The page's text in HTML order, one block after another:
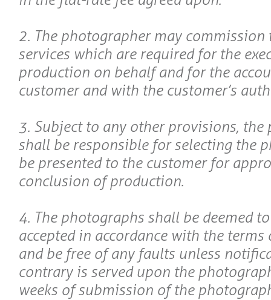
2. The photographer may
services which are required for the
production on behalf and for the
customer and with the customer’s
3. Subject to any other provisions, the
shall be responsible for selecting the
be presented to the customer for
conclusion of production.
4. The photographs shall be deemed
accepted in accordance with the
and be free of any faults unless
contrary is served upon the
weeks of submission of the